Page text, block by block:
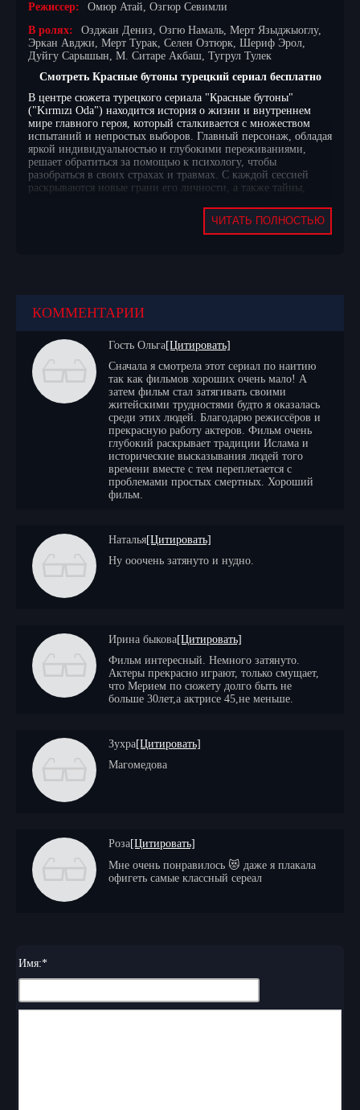
Режиссер:
Омюр Атай, Озгюр Севимли
В ролях:
Озджан Дениз, Озгю Намаль, Мерт Языджыоглу,
Эркан Авджи, Мерт Турак, Селен Озтюрк, Шериф Эрол,
Дуйгу Сарышын, М. Ситаре Акбаш, Тугрул Тулек
Смотреть Красные бутоны турецкий сериал бесплатно
В центре сюжета турецкого сериала "Красные бутоны"
("Kırmızı Oda") находится история о жизни и внутреннем
мире главного героя, который сталкивается с множеством
испытаний и непростых выборов. Главный персонаж, обладая
яркой индивидуальностью и глубокими переживаниями,
решает обратиться за помощью к психологу, чтобы
разобраться в своих страхах и травмах. С каждой сессией
раскрываются новые грани его личности, а также тайны,
Сюжет сериала постепенно погружает зрителя в сложный
мир отношений и конфликтов, где каждая встреча с
динамику, заставляя зрителя следить за развитием событий.
"Красные бутоны" — это не просто рассказ о внутренней
борьбе, но и история о том, как важно понимать себя и
окружающих, чтобы найти путь к исцелению.
Для любителей турецкого кинематографа предлагаем
смотреть Красные бутоны турецкий сериал на русском языке,
который доступен для всех бесплатно и в хорошем качестве.
Все серии подряд можно смотреть без регистрации в
отличном качестве HD. Наслаждайтесь захватывающим
сюжетом и яркими героями турецкого сериала. Оставляйте
свои комментарии, делитесь впечатлениями и обсуждайте
любимые моменты с другими зрителями! Новые серии
доступны с русской озвучкой для просмотра на любых
устройствах: iOS и Android, iPad, iPhone, а также на
телевизорах. Присоединяйтесь к миллионам зрителей и
ЧИТАТЬ ПОЛНОСТЬЮ
КОММЕНТАРИИ
Гость Ольга[Цитировать]
Сначала я смотрела этот сериал по наитию
так как фильмов хороших очень мало! А
затем фильм стал затягивать своими
житейскими трудностями будто я оказалась
среди этих людей. Благодарю режиссёров и
прекрасную работу актеров. Фильм очень
глубокий раскрывает традиции Ислама и
исторические высказывания людей того
времени вместе с тем переплетается с
проблемами простых смертных. Хороший
фильм.
Наталья[Цитировать]
Ну ооочень затянуто и нудно.
Ирина быкова[Цитировать]
Фильм интересный. Немного затянуто.
Актеры прекрасно играют, только смущает,
что Мерием по сюжету долго быть не
больше 30лет,а актрисе 45,не меньше.
Зухра[Цитировать]
Магомедова
Роза[Цитировать]
Мне очень понравилось 😻 даже я плакала
офигеть самые классный сереал
Имя:*